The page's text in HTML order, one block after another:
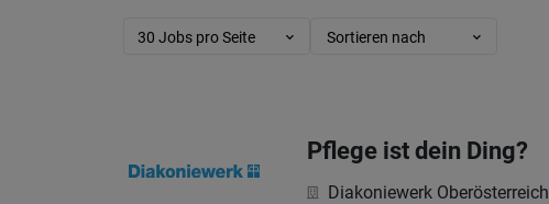
30 Jobs pro Seite Sortieren nach
Pflege ist dein Ding?
Diakoniewerk Oberösterreich